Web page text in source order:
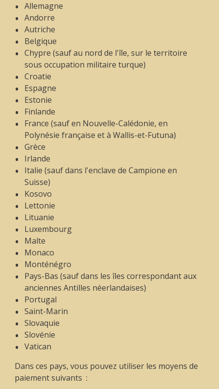
Allemagne
Andorre
Autriche
Belgique
Chypre (sauf au nord de l'île, sur le territoire
sous occupation militaire turque)
Croatie
Espagne
Estonie
Finlande
France (sauf en Nouvelle-Calédonie, en
Polynésie française et à Wallis-et-Futuna)
Grèce
Irlande
Italie (sauf dans l'enclave de Campione en
Suisse)
Kosovo
Lettonie
Lituanie
Luxembourg
Malte
Monaco
Monténégro
Pays-Bas (sauf dans les îles correspondant aux
anciennes Antilles néerlandaises)
Portugal
Saint-Marin
Slovaquie
Slovénie
Vatican
Dans ces pays, vous pouvez utiliser les moyens de
paiement suivants :